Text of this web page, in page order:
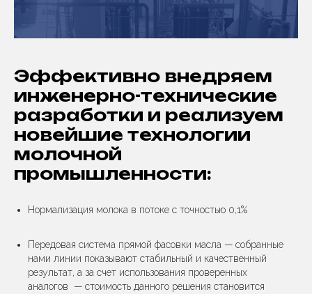
Эффективно внедряем
инженерно-технические
разработки и реализуем
новейшие технологии
молочной
промышленности:
Нормализация молока в потоке с точностью 0,1%
Передовая система прямой фасовки масла — собранные
нами линии показывают стабильный и качественный
результат, а за счет использования проверенных
аналогов — стоимость данного решения становится